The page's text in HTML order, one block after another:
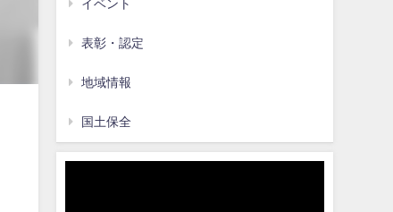
イベント
表彰・認定
地域情報
国土保全